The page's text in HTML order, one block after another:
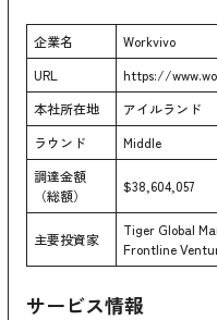
企業名
Workvivo
URL
https://
本社所在地
アイルランド
ラウンド
Middle
調達金額
（総額）
$38,604,057
主要投資家
Tiger Global
Frontline
サービス情報